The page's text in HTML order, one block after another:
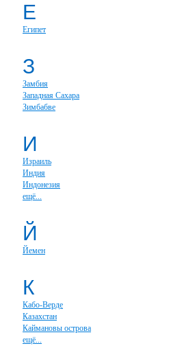
Е
Египет
З
Замбия
Западная Сахара
Зимбабве
И
Израиль
Индия
Индонезия
ещё...
Й
Йемен
К
Кабо-Верде
Казахстан
Каймановы острова
ещё...